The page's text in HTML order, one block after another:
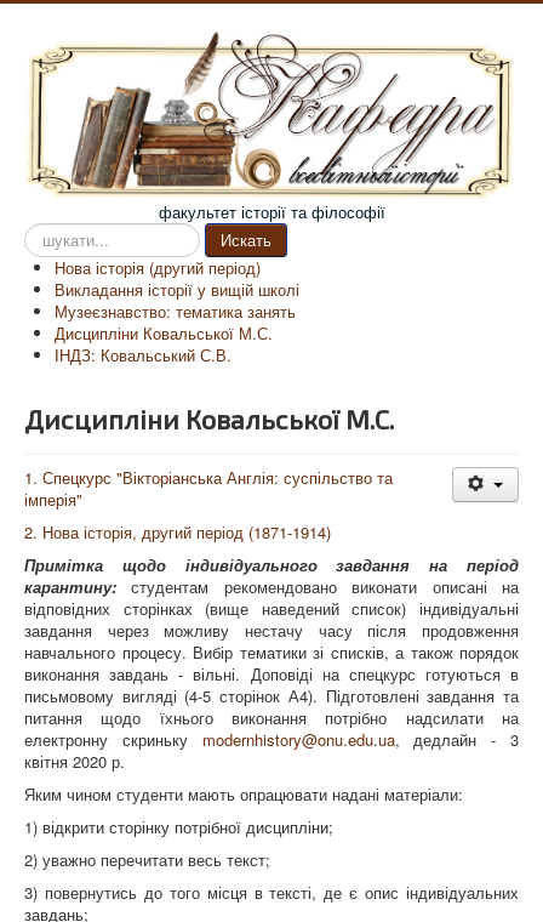
факультет історії та філософії
Пошук
на
сайті
Искать
Нова історія (другий період)
Викладання історії у вищій школі
Музеєзнавство: тематика занять
Дисципліни Ковальської М.С.
ІНДЗ: Ковальський С.В.
Дисципліни Ковальської М.С.
1. Спецкурс "Вікторіанська Англія: суспільство та
імперія"
2. Нова історія, другий період (1871-1914)
Примітка щодо індивідуального завдання на період
карантину:студентам рекомендовано виконати описані на
відповідних сторінках (вище наведений список) індивідуальні
завдання через можливу нестачу часу після продовження
навчального процесу. Вибір тематики зі списків, а також порядок
виконання завдань - вільні. Доповіді на спецкурс готуються в
письмовому вигляді (4-5 сторінок А4). Підготовлені завдання та
питання щодо їхнього виконання потрібно надсилати на
електронну скриньку modernhistory@onu.edu.ua, дедлайн - 3
квітня 2020 р.
Яким чином студенти мають опрацювати надані матеріали:
1) відкрити сторінку потрібної дисципліни;
2) уважно перечитати весь текст;
3) повернутись до того місця в тексті, де є опис індивідуальних
завдань;